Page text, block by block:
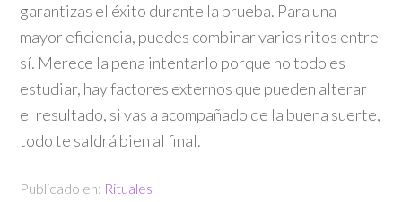
garantizas el éxito durante la prueba. Para una
mayor eficiencia, puedes combinar varios ritos entre
sí. Merece la pena intentarlo porque no todo es
estudiar, hay factores externos que pueden alterar
el resultado, si vas a acompañado de la buena suerte,
todo te saldrá bien al final.
Publicado en: Rituales